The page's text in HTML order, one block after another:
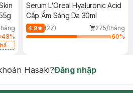
48%
Serum L'Oreal Hyaluronic Acid
Cấp Ẩm Sáng Da 30ml
4.9 (27)
275/tháng
60%
Hasaki?Đăng nhập